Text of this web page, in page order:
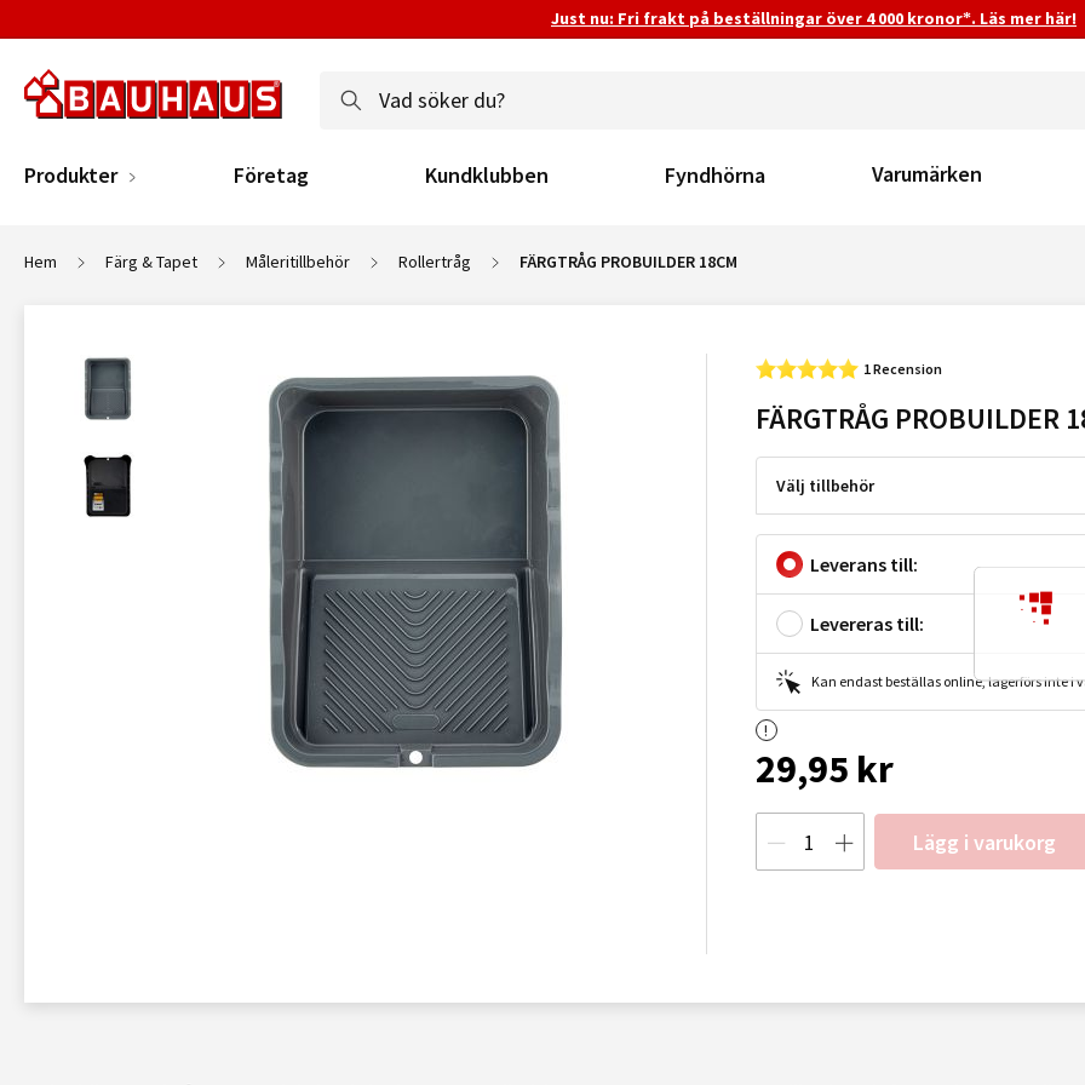
Just nu: Fri frakt på beställningar över 4 000 kronor*. Läs mer här!
Produkter Företag Kundklubben Fyndhörna Varumärken
Hem Färg & Tapet Måleritillbehör Rollertråg FÄRGTRÅG PROBUILDER 18CM
1 Recension
FÄRGTRÅG PROBUILDER
Välj tillbehör
Leverans till:
Levereras till:
Kan endast beställas online, lagerförs inte i
29,95 kr
Lägg i varukorg